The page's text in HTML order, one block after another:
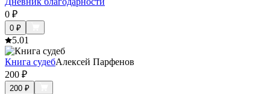
0 ₽
0 ₽
5.01
Книга судебАлексей Парфенов
200 ₽
200 ₽